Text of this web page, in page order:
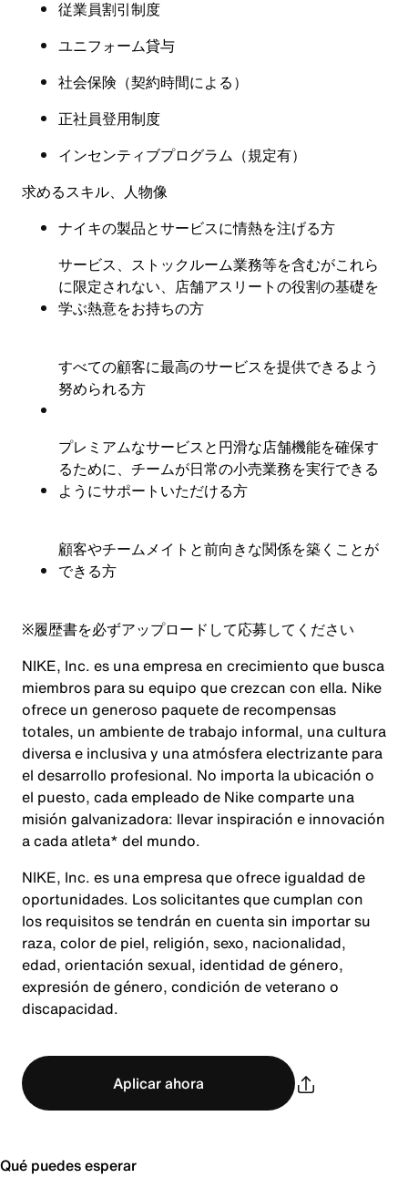
従業員割引制度
ユニフォーム貸与
社会保険 （契約時間による）
正社員登用制度
インセンティブプログラム（規定有）
求めるスキル、人物像
ナイキの製品とサービスに情熱を注げる方
サービス、ストックルーム業務等を含むがこれら
に限定されない、店舗アスリートの役割の基礎を
学ぶ熱意をお持ちの方
すべての顧客に最高のサービスを提供できるよう
努められる方
プレミアムなサービスと円滑な店舗機能を確保す
るために、チームが日常の小売業務を実行できる
ようにサポートいただける方
顧客やチームメイトと前向きな関係を築くことが
できる方
※履歴書を必ずアップロードして応募してください
NIKE, Inc. es una empresa en crecimiento que busca
miembros para su equipo que crezcan con ella. Nike
ofrece un generoso paquete de recompensas
totales, un ambiente de trabajo informal, una cultura
diversa e inclusiva y una atmósfera electrizante para
el desarrollo profesional. No importa la ubicación o
el puesto, cada empleado de Nike comparte una
misión galvanizadora: llevar inspiración e innovación
a cada atleta* del mundo.
NIKE, Inc. es una empresa que ofrece igualdad de
oportunidades. Los solicitantes que cumplan con
los requisitos se tendrán en cuenta sin importar su
raza, color de piel, religión, sexo, nacionalidad,
edad, orientación sexual, identidad de género,
expresión de género, condición de veterano o
discapacidad.
Aplicar ahora
Qué puedes esperar